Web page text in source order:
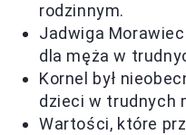
rodzinnym.
Jadwiga
dla męża w
Kornel był
dzieci w trudnych
Wartości, które